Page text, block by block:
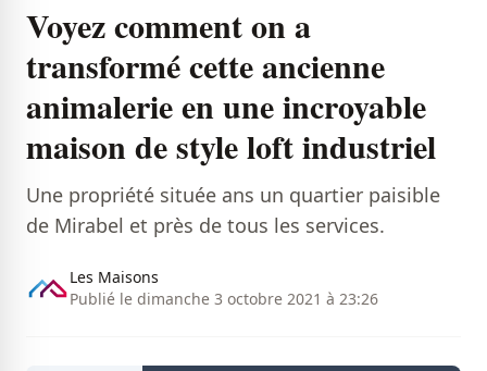
Voyez comment on a
transformé cette ancienne
animalerie en une incroyable
maison de style loft industriel
Une propriété située ans un quartier paisible
de Mirabel et près de tous les services.
Les Maisons
Publié le dimanche 3 octobre 2021 à 23:26